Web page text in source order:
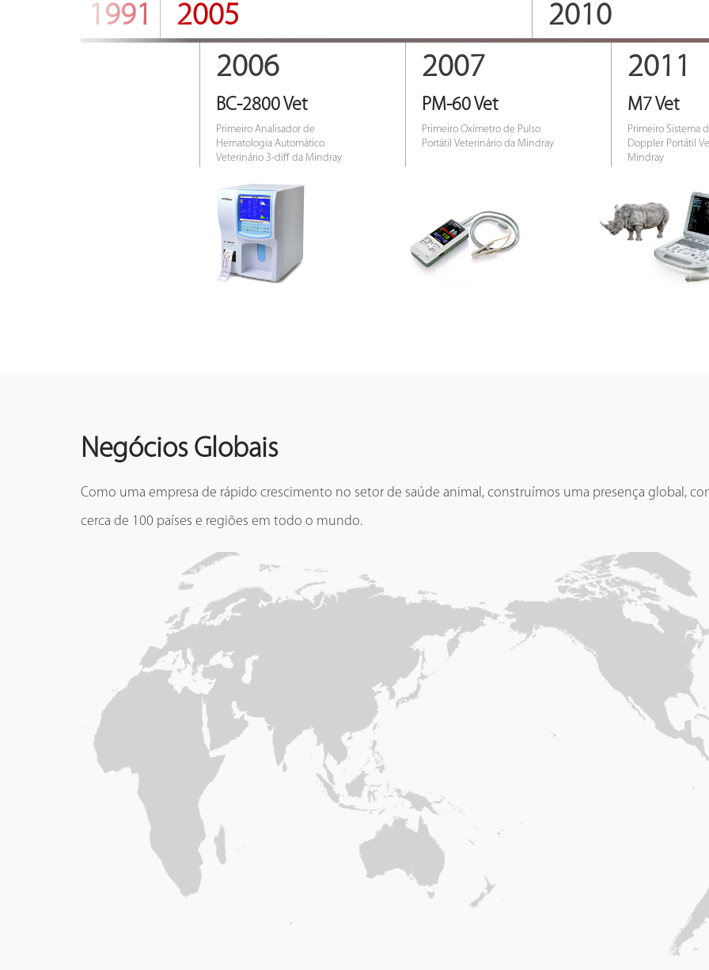
1991 2005 2010
2006
BC-2800 Vet
Primeiro Analisador de
Hematologia Automático
Veterinário 3-diff da Mindray
2007
PM-60 Vet
Primeiro Oxímetro de Pulso
Portátil Veterinário da Mindray
2011
M7 Vet
Primeiro Sistema
Doppler Portátil
Mindray
Negócios Globais
Como uma empresa de rápido crescimento no setor de saúde animal, construímos uma presença global,
cerca de 100 países e regiões em todo o mundo.